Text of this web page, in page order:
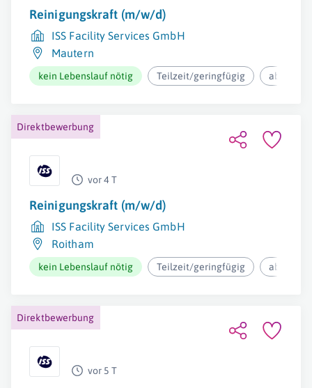
Reinigungskraft (m/w/d)
ISS Facility Services GmbH
Mautern
kein Lebenslauf nötig Teilzeit/geringfügig ab
Direktbewerbung
vor 4 T
Reinigungskraft (m/w/d)
ISS Facility Services GmbH
Roitham
kein Lebenslauf nötig Teilzeit/geringfügig ab
Direktbewerbung
vor 5 T